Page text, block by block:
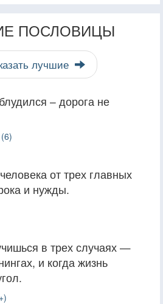
ПОСЛОВИЦЫ
лучшие
– дорога не
от трех главных
и нужды.
в трех случаях —
и когда жизнь